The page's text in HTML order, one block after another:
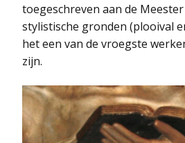
toegeschreven aan de Meester
stylistische gronden (plooival
het een van de vroegste
zijn.